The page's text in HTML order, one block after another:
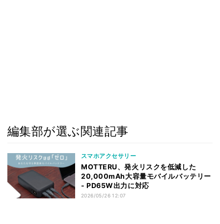
編集部が選ぶ関連記事
スマホアクセサリー
MOTTERU、発火リスクを低減した
20,000mAh大容量モバイルバッテリー
- PD65W出力に対応
2026/05/26 12:07